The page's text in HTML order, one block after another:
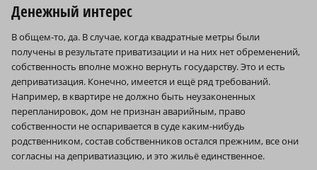
Денежный интерес
В общем-то, да. В случае, когда квадратные метры были
получены в результате приватизации и на них нет обременений,
собственность вполне можно вернуть государству. Это и есть
деприватизация. Конечно, имеется и ещё ряд требований.
Например, в квартире не должно быть неузаконенных
перепланировок, дом не признан аварийным, право
собственности не оспаривается в суде каким-нибудь
родственником, состав собственников остался прежним, все они
согласны на деприватиазцию, и это жильё единственное.